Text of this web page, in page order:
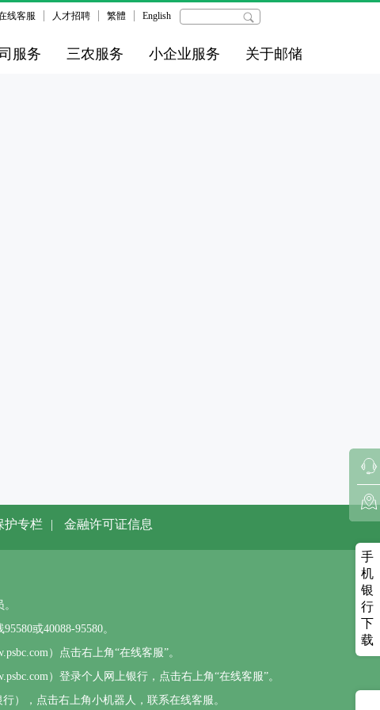
线客服 人才招聘 繁體 English
服务 三农服务 小企业服务 关于邮储
护专栏 | 金融许可证信息
或40088-95580。
）点击右上角“在线客服”。
）登录个人网上银行，点击右上角“在线客服”。
），点击右上角小机器人，联系在线客服。
手
机
银
行
下
载